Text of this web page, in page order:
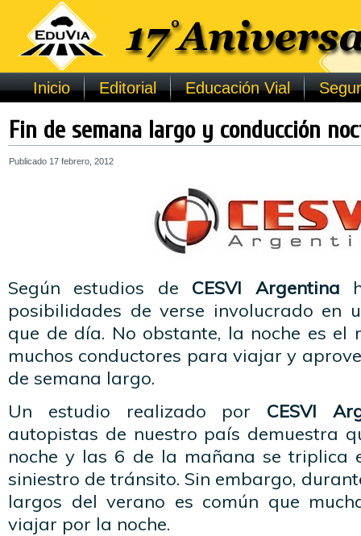
Inicio Editorial Educación Vial
Fin de semana largo y conducción
Publicado 17 febrero, 2012
Según estudios de CESVI Argentina
posibilidades de verse involucrado en
que de día. No obstante, la noche es el
muchos conductores para viajar y
de semana largo.
Un estudio realizado por CESVI
autopistas de nuestro país demuestra
noche y las 6 de la mañana se triplica
siniestro de tránsito. Sin embargo,
largos del verano es común que
viajar por la noche.